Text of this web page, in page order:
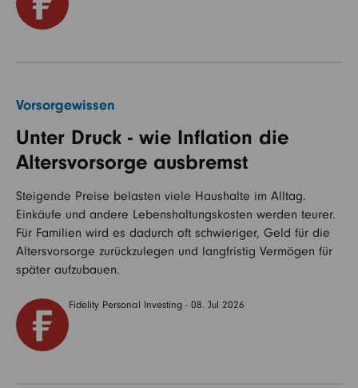
Vorsorgewissen
Unter Druck - wie Inflation die
Altersvorsorge ausbremst
Steigende Preise belasten viele Haushalte im Alltag.
Einkäufe und andere Lebenshaltungskosten werden teurer.
Für Familien wird es dadurch oft schwieriger, Geld für die
Altersvorsorge zurückzulegen und langfristig Vermögen für
später aufzubauen.
Fidelity Personal Investing - 08. Jul 2026